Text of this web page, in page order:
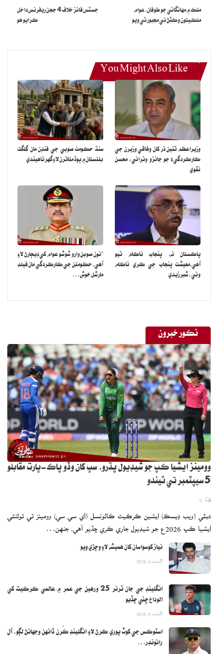
ملڪ ۾ مهانگائي جو طوفان، عوام
ملڪيتون وڪڻڻ تي مجبور ٿي ويو
جسٽس فائز خلاف 4 ججن ريفرنس داخل
ڪرايو هو
You Might Also Like
وزيراعظم ٽئين ڌر کان وفاقي وزيرن جي
ڪارڪردگيءَ جو جائزو وٺرائي: محسن
نقوي
سنڌ حڪومت صوبي جي فنڊن مان گلگت
بلتستان ۾ ٻوڏ متاثرن لاءِ گهر ٺاهيندي
پاڪستان نه، پنجاب ناڪام ٿيو
آهي،معيشت پنجاب جي ڪري ناڪام
وئي: شبر زيدي
”نون صوبن وارو شوشو عوام کي ڊيڄارڻ لاءِ
آهي، حڪومتن جي ڪارڪردگي مان فيلڊ
مارشل خوش…
نڪور خبرون
وومينز ايشيا ڪپ جو شيڊيول پڌرو، سڀ کان وڏو پاڪ-ڀارت مقابلو
5 سيپٽمبر تي ٿيندو
دبئي (ويب ڊيسڪ) ايشين ڪرڪيٽ ڪائونسل (اي سي سي) وومينز ٽي ٽوئنٽي
ايشيا ڪپ 2026ع جو شيڊيول جاري ڪري ڇڏيو آهي، جنهن…
نياز کوسواسان کان هميشه لاءِ وڇڙي ويو
اگست 6, 2026
انگلينڊ جي جان ٽرنر 25 ورهين جي عمر ۾ عالمي ڪرڪيٽ کي
الوداع چئي ڇڏيو
اگست 6, 2026
اسٽوڪس جي کوٽ پوري ڪرڻ لاءِ انگلينڊ ڪُرن ڏانهن وجهائڻ لڳو، آل
رائونڊر…